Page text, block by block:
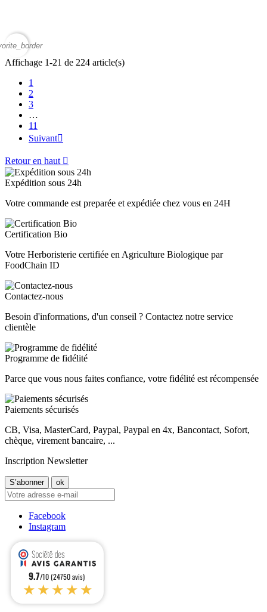
Affichage 1-21 de 224 article(s)
1
2
3
…
11
Suivant
Retour en haut 
Expédition sous 24h
Votre commande est preparée et expédiée chez vous en 24H
Certification Bio
Votre Herboristerie certifiée en Agriculture Biologique par
FoodChain ID
Contactez-nous
Besoin d'informations, d'un conseil ? Contactez notre service
clientèle
Programme de fidélité
Parce que vous nous faites confiance, votre fidélité est récompensée
Paiements sécurisés
CB, Visa, MasterCard, Paypal, Paypal en 4x, Bancontact, Sofort,
chèque, virement bancaire, ...
Inscription Newsletter
Facebook
Instagram
9.7/10 (24750 avis)
★★★★★